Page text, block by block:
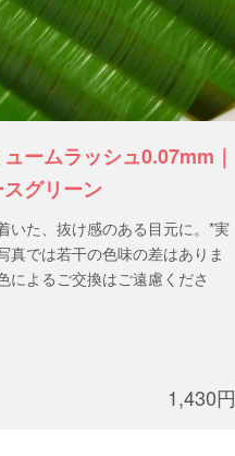
ームラッシュ0.07mm｜
グリーン
いた、抜け感のある目元に。*実
真では若干の色味の差はありま
によるご交換はご遠慮くださ
1,430円